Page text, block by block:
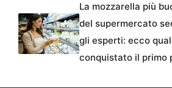
La mozzarella più
del supermercato
gli esperti: ecco
conquistato il primo